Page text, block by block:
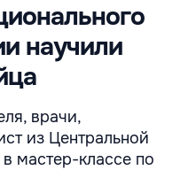
научили
врачи,
из Центральной
мастер-классе по